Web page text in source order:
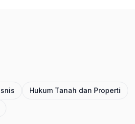
Hukum Tanah dan Properti